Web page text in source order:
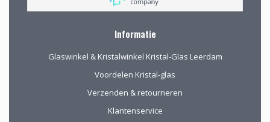
Informatie
Glaswinkel & Kristalwinkel Kristal-Glas Leerdam
Voordelen Kristal-glas
Verzenden & retourneren
Klantenservice